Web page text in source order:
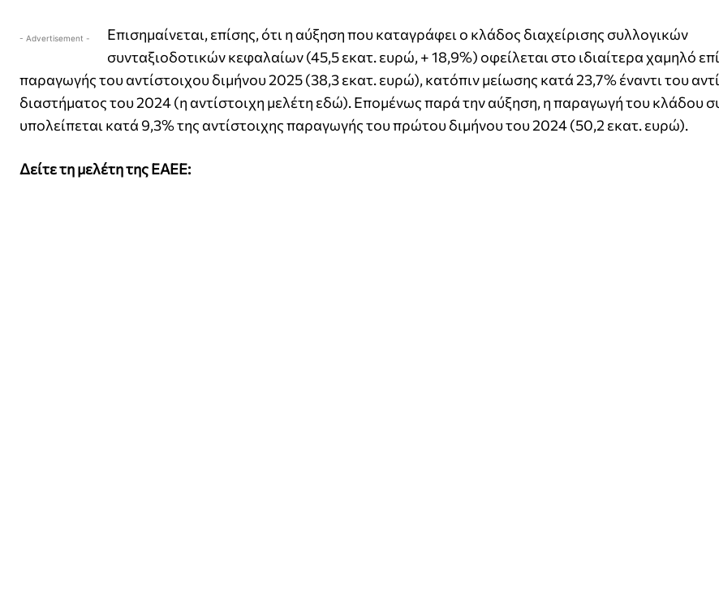
- Advertisement -
Επισημαίνεται, επίσης, ότι η αύξηση που καταγράφει ο κλάδος διαχείρισης συλλογικών
συνταξιοδοτικών κεφαλαίων (45,5 εκατ. ευρώ, + 18,9%) οφείλεται στο ιδιαίτερα χαμηλό
παραγωγής του αντίστοιχου διμήνου 2025 (38,3 εκατ. ευρώ), κατόπιν μείωσης κατά 23,7% έναντι του
διαστήματος του 2024 (η αντίστοιχη μελέτη εδώ). Επομένως παρά την αύξηση, η παραγωγή του κλάδου
υπολείπεται κατά 9,3% της αντίστοιχης παραγωγής του πρώτου διμήνου του 2024 (50,2 εκατ. ευρώ).
Δείτε τη μελέτη της ΕΑΕΕ: